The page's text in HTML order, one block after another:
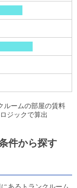
ルームの部屋の賃料
ジックで算出
件から探す